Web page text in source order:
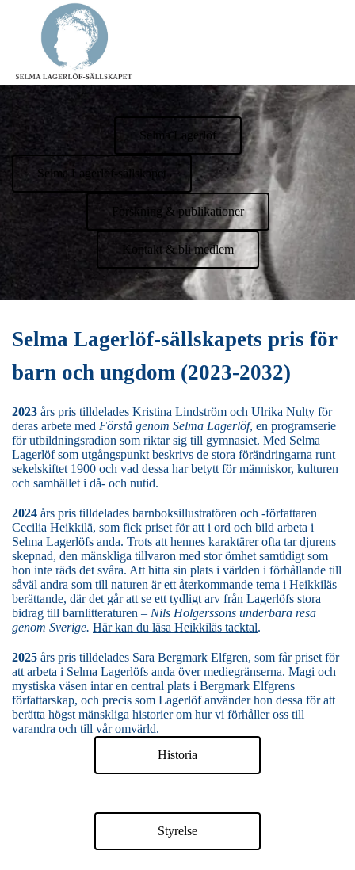
Selma Lagerlöf
Selma Lagerlöf-sällskapet
Forskning & publikationer
Kontakt & bli medlem
Selma Lagerlöf-sällskapets pris för
barn och ungdom (2023-2032)
2023 års pris tilldelades Kristina Lindström och Ulrika Nulty för
deras arbete med Förstå genom Selma Lagerlöf, en programserie
för utbildningsradion som riktar sig till gymnasiet. Med Selma
Lagerlöf som utgångspunkt beskrivs de stora förändringarna runt
sekelskiftet 1900 och vad dessa har betytt för människor, kulturen
och samhället i då- och nutid.
2024 års pris tilldelades barnboksillustratören och -författaren
Cecilia Heikkilä, som fick priset för att i ord och bild arbeta i
Selma Lagerlöfs anda. Trots att hennes karaktärer ofta tar djurens
skepnad, den mänskliga tillvaron med stor ömhet samtidigt som
hon inte räds det svåra. Att hitta sin plats i världen i förhållande till
såväl andra som till naturen är ett återkommande tema i Heikkiläs
berättande, där det går att se ett tydligt arv från Lagerlöfs stora
bidrag till barnlitteraturen – Nils Holgerssons underbara resa
genom Sverige. Här kan du läsa Heikkiläs tacktal.
2025 års pris tilldelades Sara Bergmark Elfgren, som får priset för
att arbeta i Selma Lagerlöfs anda över mediegränserna. Magi och
mystiska väsen intar en central plats i Bergmark Elfgrens
författarskap, och precis som Lagerlöf använder hon dessa för att
berätta högst mänskliga historier om hur vi förhåller oss till
varandra och till vår omvärld.
Historia
Styrelse